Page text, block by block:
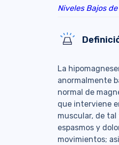
Niveles Bajos
La
anormalmente
normal de
que interviene
muscular, de
espasmos y
movimientos;